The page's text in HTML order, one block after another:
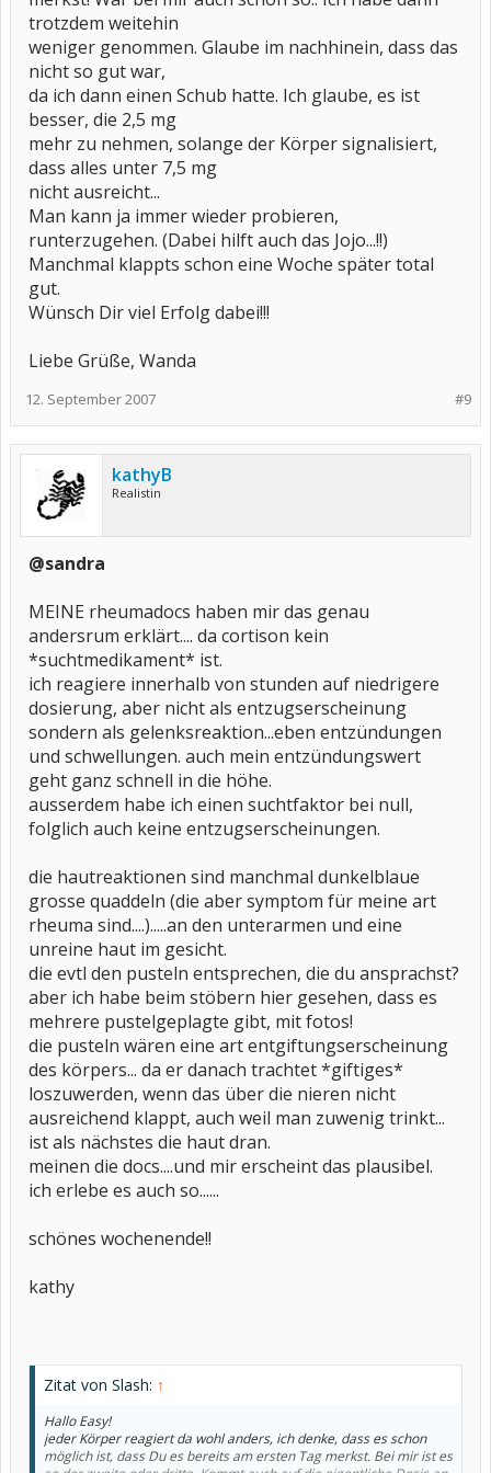
trotzdem weitehin
weniger genommen. Glaube im nachhinein, dass das
nicht so gut war,
da ich dann einen Schub hatte. Ich glaube, es ist
besser, die 2,5 mg
mehr zu nehmen, solange der Körper signalisiert,
dass alles unter 7,5 mg
nicht ausreicht...
Man kann ja immer wieder probieren,
runterzugehen. (Dabei hilft auch das Jojo...!!)
Manchmal klappts schon eine Woche später total
gut.
Wünsch Dir viel Erfolg dabei!!!
Liebe Grüße, Wanda
#9
12. September 2007
kathyB
Realistin
@sandra
MEINE rheumadocs haben mir das genau
andersrum erklärt.... da cortison kein
*suchtmedikament* ist.
ich reagiere innerhalb von stunden auf niedrigere
dosierung, aber nicht als entzugserscheinung
sondern als gelenksreaktion...eben entzündungen
und schwellungen. auch mein entzündungswert
geht ganz schnell in die höhe.
ausserdem habe ich einen suchtfaktor bei null,
folglich auch keine entzugserscheinungen.
die hautreaktionen sind manchmal dunkelblaue
grosse quaddeln (die aber symptom für meine art
rheuma sind....).....an den unterarmen und eine
unreine haut im gesicht.
die evtl den pusteln entsprechen, die du ansprachst?
aber ich habe beim stöbern hier gesehen, dass es
mehrere pustelgeplagte gibt, mit fotos!
die pusteln wären eine art entgiftungserscheinung
des körpers... da er danach trachtet *giftiges*
loszuwerden, wenn das über die nieren nicht
ausreichend klappt, auch weil man zuwenig trinkt...
ist als nächstes die haut dran.
meinen die docs....und mir erscheint das plausibel.
ich erlebe es auch so......
schönes wochenende!!
kathy
Zitat von Slash: ↑
Hallo Easy!
jeder Körper reagiert da wohl anders, ich denke, dass es schon
möglich ist, dass Du es bereits am ersten Tag merkst. Bei mir ist es